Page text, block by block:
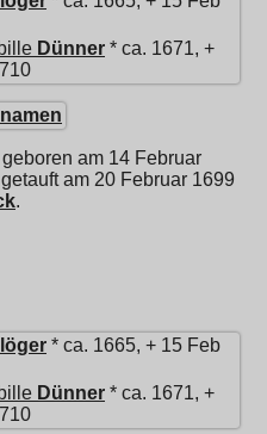
Dünner * ca. 1671, +
geboren am 14 Februar
am 20 Februar 1699
.
* ca. 1665, + 15 Feb
Dünner * ca. 1671, +